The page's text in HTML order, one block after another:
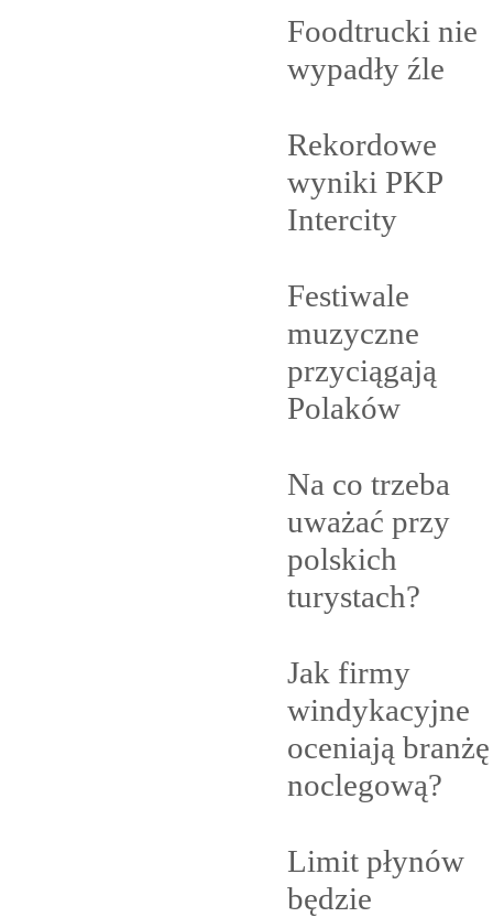
Foodtrucki nie
wypadły źle
Rekordowe
wyniki PKP
Intercity
Festiwale
muzyczne
przyciągają
Polaków
Na co trzeba
uważać przy
polskich
turystach?
Jak firmy
windykacyjne
oceniają branżę
noclegową?
Limit płynów
będzie